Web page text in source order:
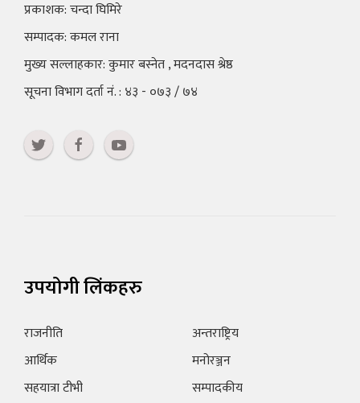
प्रकाशक: चन्दा घिमिरे
सम्पादक: कमल राना
मुख्य सल्लाहकार: कुमार बस्नेत , मदनदास श्रेष्ठ
सूचना विभाग दर्ता नं. : ४३ - ०७३ / ७४
उपयोगी लिंकहरु
राजनीति
आर्थिक
सहयात्रा टीभी
अन्तराष्ट्रिय
मनोरञ्जन
सम्पादकीय